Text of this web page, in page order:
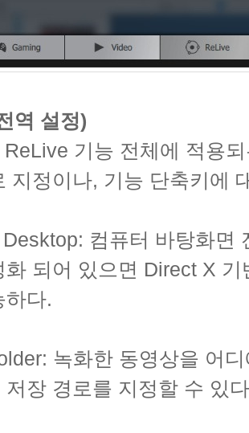
역 설정)
기능 전체에 적용
지정이나, 기능 단축키에
컴퓨터 바탕화면
화 되어 있으면 Direct X
하다.
녹화한 동영상을 어
저장 경로를 지정할 수 있